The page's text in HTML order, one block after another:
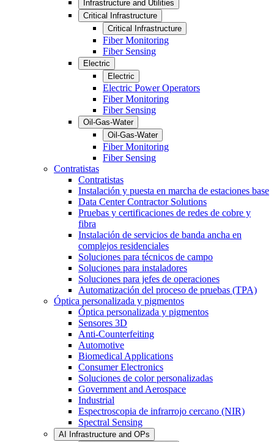
Infrastructure and Utilities
Critical Infrastructure
Critical Infrastructure
Fiber Monitoring
Fiber Sensing
Electric
Electric
Electric Power Operators
Fiber Monitoring
Fiber Sensing
Oil-Gas-Water
Oil-Gas-Water
Fiber Monitoring
Fiber Sensing
Contratistas
Contratistas
Instalación y puesta en marcha de estaciones base
Data Center Contractor Solutions
Pruebas y certificaciones de redes de cobre y
fibra
Instalación de servicios de banda ancha en
complejos residenciales
Soluciones para técnicos de campo
Soluciones para instaladores
Soluciones para jefes de operaciones
Automatización del proceso de pruebas (TPA)
Óptica personalizada y pigmentos
Óptica personalizada y pigmentos
Sensores 3D
Anti-Counterfeiting
Automotive
Biomedical Applications
Consumer Electronics
Soluciones de color personalizadas
Government and Aerospace
Industrial
Espectroscopia de infrarrojo cercano (NIR)
Spectral Sensing
AI Infrastructure and OPs